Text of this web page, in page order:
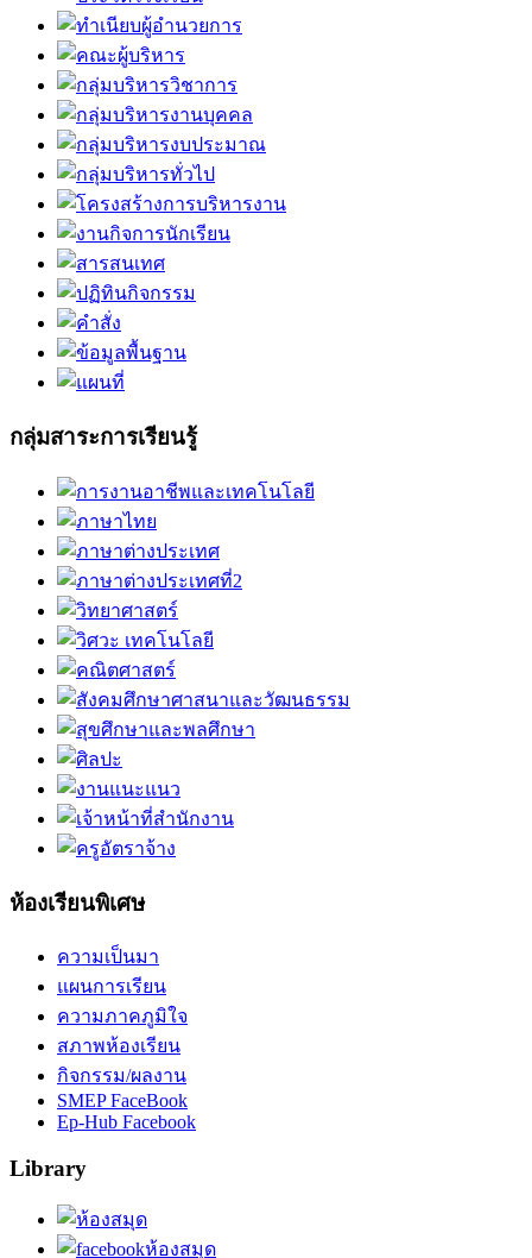
กลุ่มสาระการเรียนรู้
ห้องเรียนพิเศษ
ความเป็นมา
แผนการเรียน
ความภาคภูมิใจ
สภาพห้องเรียน
กิจกรรม/ผลงาน
SMEP FaceBook
Ep-Hub Facebook
Library